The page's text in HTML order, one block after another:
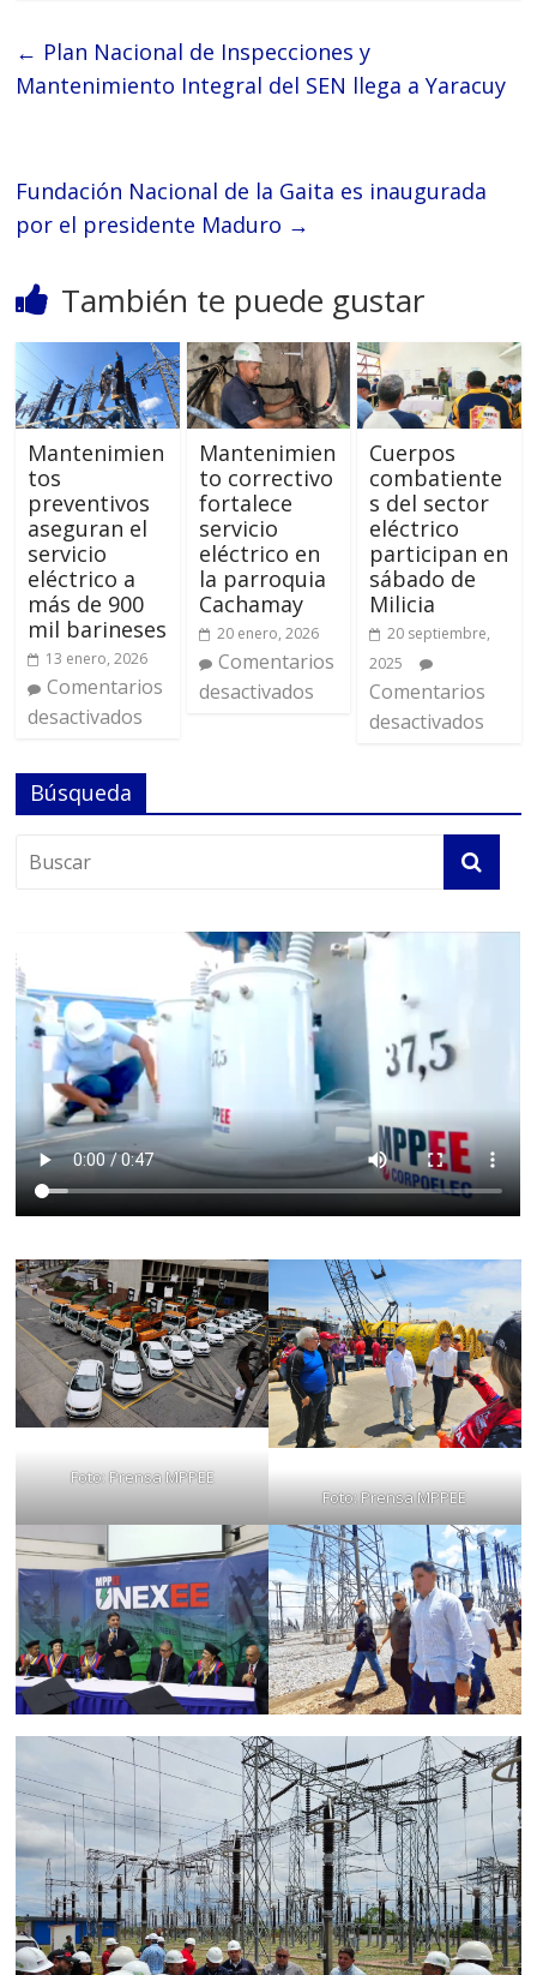
← Plan Nacional de Inspecciones y
Mantenimiento Integral del SEN llega a Yaracuy
Fundación Nacional de la Gaita es inaugurada
por el presidente Maduro →
También te puede gustar
Mantenimien
tos
preventivos
aseguran el
servicio
eléctrico a
más de 900
mil barineses
13 enero, 2026
Comentarios
desactivados
Mantenimien
to correctivo
fortalece
servicio
eléctrico en
la parroquia
Cachamay
20 enero, 2026
Comentarios
desactivados
Cuerpos
combatiente
s del sector
eléctrico
participan en
sábado de
Milicia
20 septiembre,
2025
Comentarios
desactivados
Búsqueda
Foto: Prensa MPPEE
Foto: Prensa MPPEE